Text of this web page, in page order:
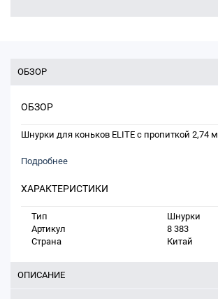
ОБЗОР
ОБЗОР
Шнурки для коньков ELITE с пропиткой 2,74 м
Подробнее
ХАРАКТЕРИСТИКИ
Тип
Шнурки
Артикул
8 383
Страна
Китай
ОПИСАНИЕ